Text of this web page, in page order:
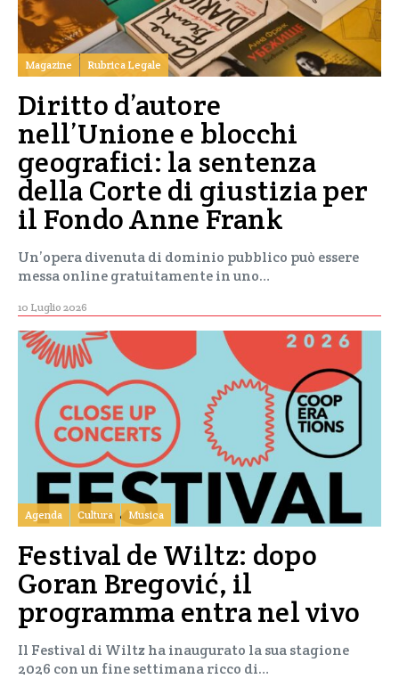
Magazine Rubrica Legale
Diritto d’autore
nell’Unione e blocchi
geografici: la sentenza
della Corte di giustizia per
il Fondo Anne Frank
Un’opera divenuta di dominio pubblico può essere
messa online gratuitamente in uno…
10 Luglio 2026
Agenda Cultura Musica
Festival de Wiltz: dopo
Goran Bregović, il
programma entra nel vivo
Il Festival di Wiltz ha inaugurato la sua stagione
2026 con un fine settimana ricco di…